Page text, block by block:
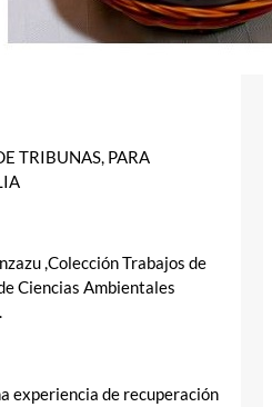
TRIBUNAS, PARA
,Colección Trabajos de
Ciencias Ambientales
experiencia de recuperación